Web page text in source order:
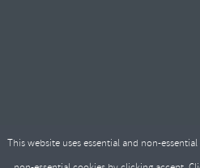
This website uses essential and non-